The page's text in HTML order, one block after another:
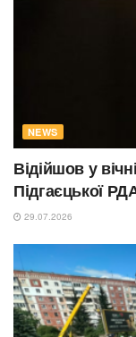
NEWS
Відійшов у
Підгаєцької
29.07.2026